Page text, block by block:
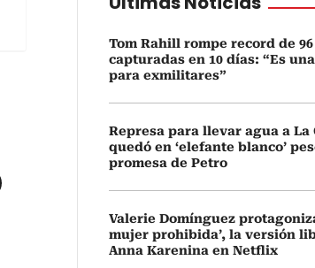
Tom Rahill rompe record de
capturadas en 10 días: “Es
para exmilitares”
Represa para llevar agua a La
quedó en ‘elefante blanco’
promesa de Petro
Valerie Domínguez
mujer prohibida’, la versión
Anna Karenina en Netflix